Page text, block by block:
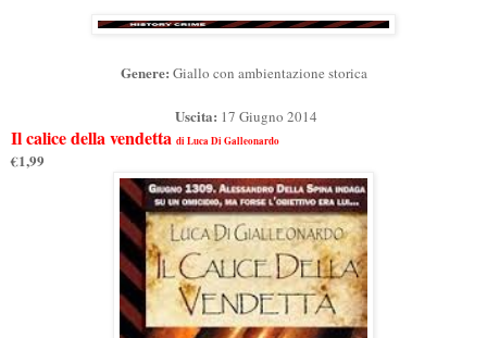
Genere: Giallo con ambientazione storica
Uscita: 17 Giugno 2014
Il calice della vendetta di Luca Di Galleonardo
€1,99